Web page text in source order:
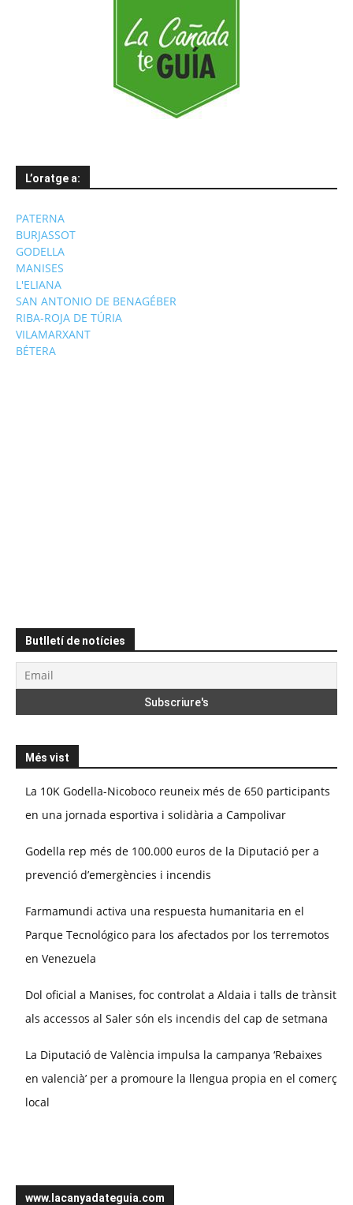
L’oratge a:
PATERNA
BURJASSOT
GODELLA
MANISES
L'ELIANA
SAN ANTONIO DE BENAGÉBER
RIBA-ROJA DE TÚRIA
VILAMARXANT
BÉTERA
Butlletí de notícies
Més vist
La 10K Godella-Nicoboco reuneix més de 650 participants
en una jornada esportiva i solidària a Campolivar
Godella rep més de 100.000 euros de la Diputació per a
prevenció d’emergències i incendis
Farmamundi activa una respuesta humanitaria en el
Parque Tecnológico para los afectados por los terremotos
en Venezuela
Dol oficial a Manises, foc controlat a Aldaia i talls de trànsit
als accessos al Saler són els incendis del cap de setmana
La Diputació de València impulsa la campanya ‘Rebaixes
en valencià’ per a promoure la llengua propia en el comerç
local
www.lacanyadateguia.com